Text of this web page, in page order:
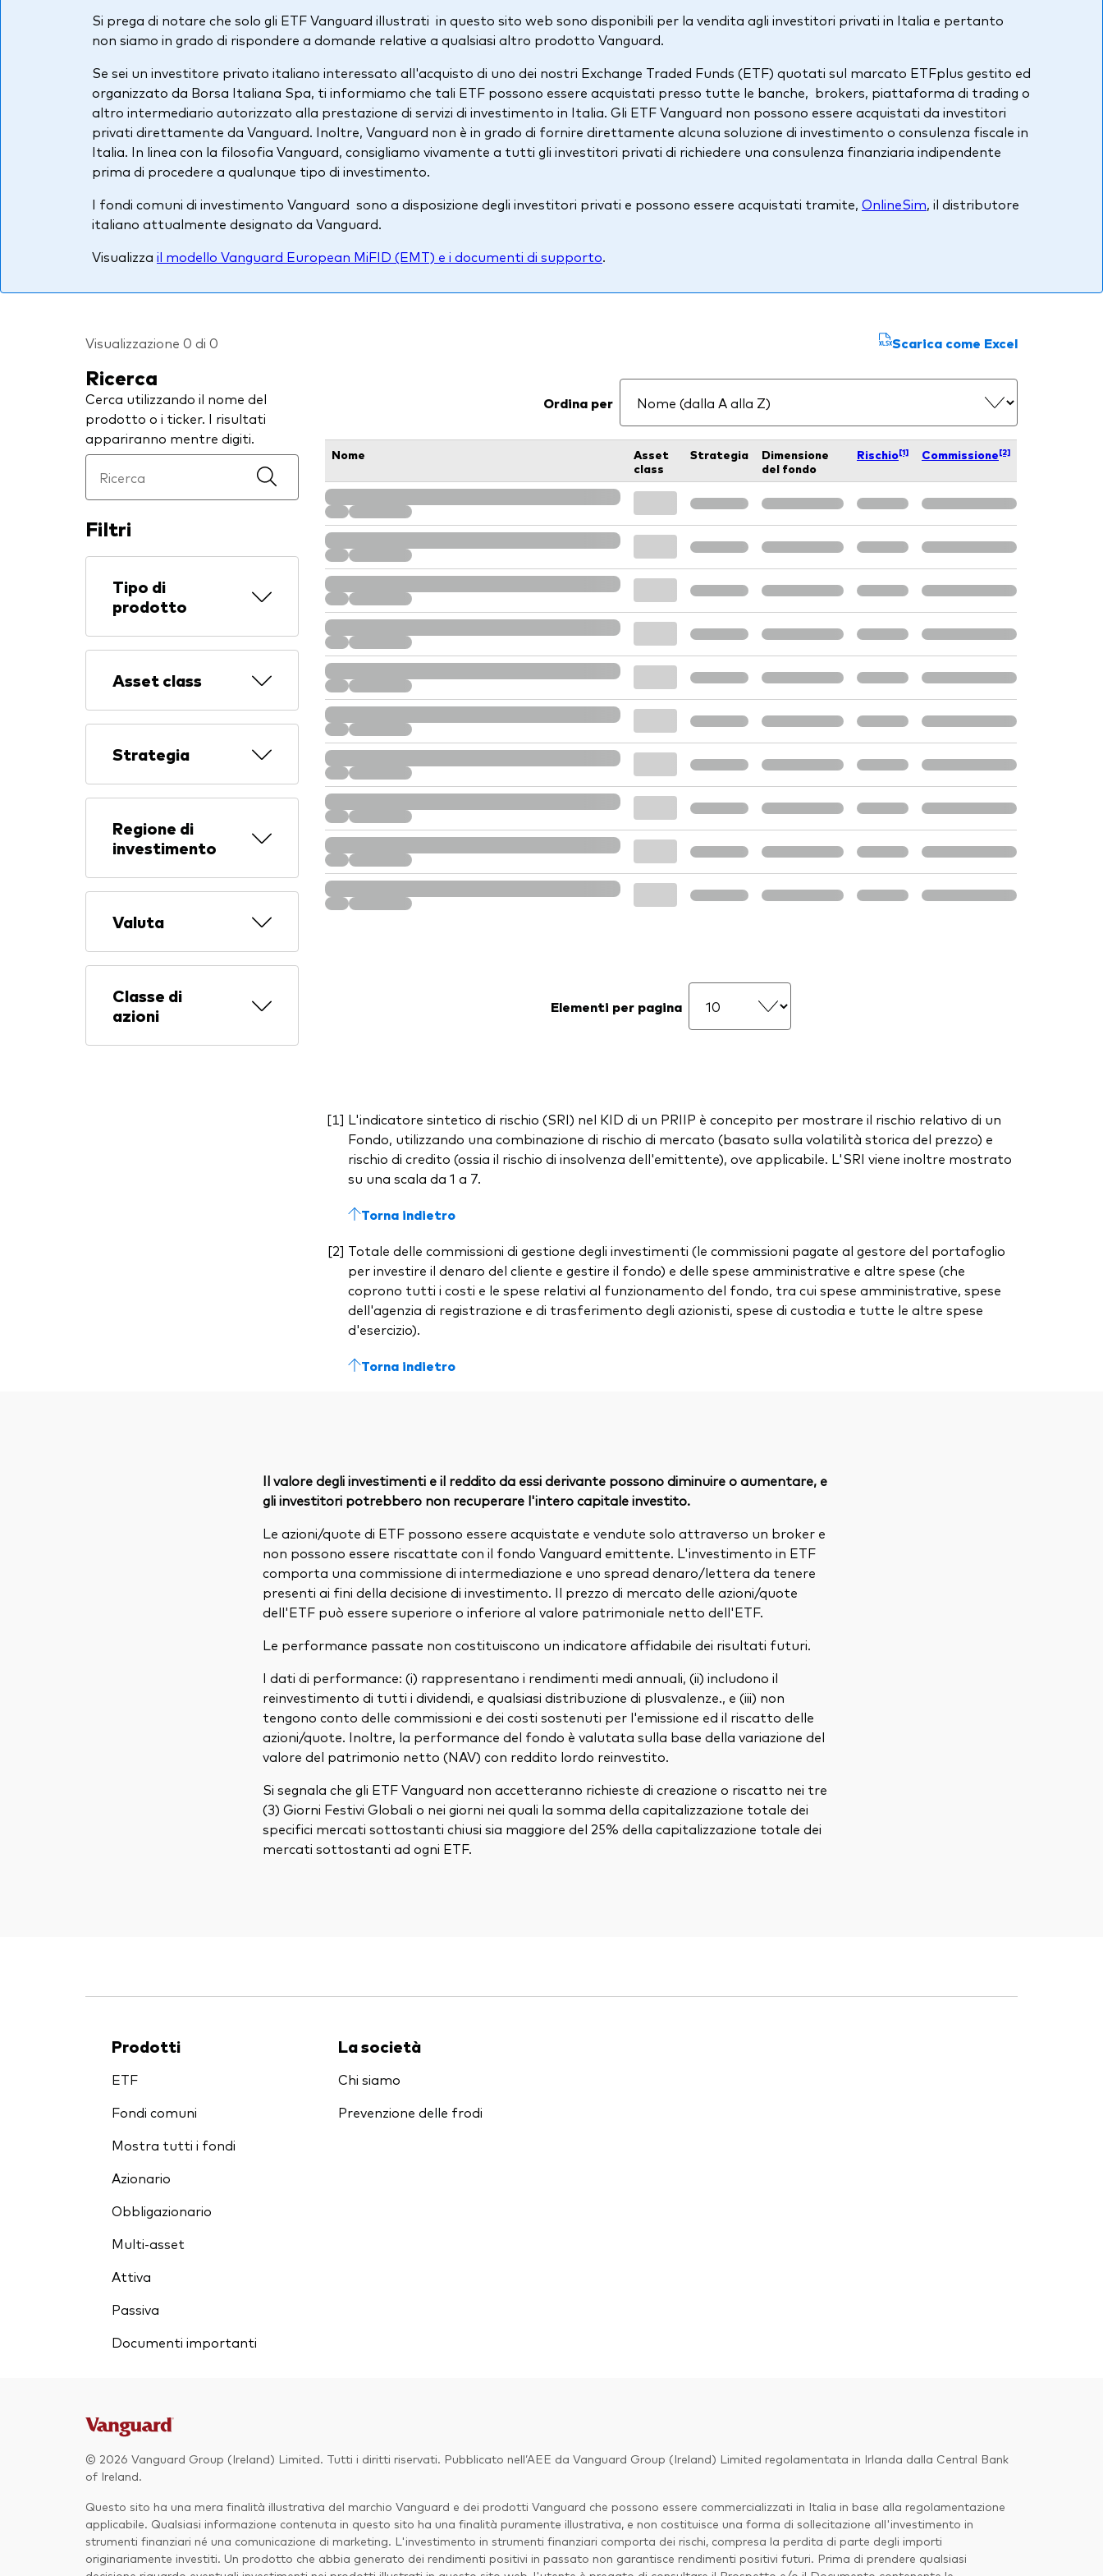
Si prega di notare che solo gli ETF Vanguard illustrati in questo sito web sono disponibili per la vendita agli investitori privati in Italia e pertanto
non siamo in grado di rispondere a domande relative a qualsiasi altro prodotto Vanguard.
Se sei un investitore privato italiano interessato all'acquisto di uno dei nostri Exchange Traded Funds (ETF) quotati sul marcato ETFplus gestito ed
organizzato da Borsa Italiana Spa, ti informiamo che tali ETF possono essere acquistati presso tutte le banche, brokers, piattaforma di trading o
altro intermediario autorizzato alla prestazione di servizi di investimento in Italia. Gli ETF Vanguard non possono essere acquistati da investitori
privati direttamente da Vanguard. Inoltre, Vanguard non è in grado di fornire direttamente alcuna soluzione di investimento o consulenza fiscale in
Italia. In linea con la filosofia Vanguard, consigliamo vivamente a tutti gli investitori privati di richiedere una consulenza finanziaria indipendente
prima di procedere a qualunque tipo di investimento.
I fondi comuni di investimento Vanguard sono a disposizione degli investitori privati e possono essere acquistati tramite, OnlineSim, il distributore
italiano attualmente designato da Vanguard.
Visualizza il modello Vanguard European MiFID (EMT) e i documenti di supporto.
Visualizzazione 0 di 0
Ricerca
Cerca utilizzando il nome del
prodotto o i ticker. I risultati
appariranno mentre digiti.
Filtri
Tipo di
prodotto
Asset class
Strategia
Regione di
investimento
Valuta
Classe di
azioni
Scarica come Excel
Ordina per
Nome
Asset
class
Strategia
Dimensione
del fondo
Rischio[1] Commissione[2]
Elementi per pagina
L'indicatore sintetico di rischio (SRI) nel KID di un PRIIP è concepito per mostrare il rischio relativo di un
Fondo, utilizzando una combinazione di rischio di mercato (basato sulla volatilità storica del prezzo) e
rischio di credito (ossia il rischio di insolvenza dell'emittente), ove applicabile. L'SRI viene inoltre mostrato
su una scala da 1 a 7.
Torna indietro
Totale delle commissioni di gestione degli investimenti (le commissioni pagate al gestore del portafoglio
per investire il denaro del cliente e gestire il fondo) e delle spese amministrative e altre spese (che
coprono tutti i costi e le spese relativi al funzionamento del fondo, tra cui spese amministrative, spese
dell'agenzia di registrazione e di trasferimento degli azionisti, spese di custodia e tutte le altre spese
d'esercizio).
Torna indietro
Il valore degli investimenti e il reddito da essi derivante possono diminuire o aumentare, e
gli investitori potrebbero non recuperare l'intero capitale investito.
Le azioni/quote di ETF possono essere acquistate e vendute solo attraverso un broker e
non possono essere riscattate con il fondo Vanguard emittente. L'investimento in ETF
comporta una commissione di intermediazione e uno spread denaro/lettera da tenere
presenti ai fini della decisione di investimento. Il prezzo di mercato delle azioni/quote
dell'ETF può essere superiore o inferiore al valore patrimoniale netto dell'ETF.
Le performance passate non costituiscono un indicatore affidabile dei risultati futuri.
I dati di performance: (i) rappresentano i rendimenti medi annuali, (ii) includono il
reinvestimento di tutti i dividendi, e qualsiasi distribuzione di plusvalenze., e (iii) non
tengono conto delle commissioni e dei costi sostenuti per l'emissione ed il riscatto delle
azioni/quote. Inoltre, la performance del fondo è valutata sulla base della variazione del
valore del patrimonio netto (NAV) con reddito lordo reinvestito.
Si segnala che gli ETF Vanguard non accetteranno richieste di creazione o riscatto nei tre
(3) Giorni Festivi Globali o nei giorni nei quali la somma della capitalizzazione totale dei
specifici mercati sottostanti chiusi sia maggiore del 25% della capitalizzazione totale dei
mercati sottostanti ad ogni ETF.
Prodotti
ETF
Fondi comuni
Mostra tutti i fondi
Azionario
Obbligazionario
Multi-asset
Attiva
Passiva
Documenti importanti
La società
Chi siamo
Prevenzione delle frodi
© 2026 Vanguard Group (Ireland) Limited. Tutti i diritti riservati. Pubblicato nell’AEE da Vanguard Group (Ireland) Limited regolamentata in Irlanda dalla Central Bank
of Ireland.
Questo sito ha una mera finalità illustrativa del marchio Vanguard e dei prodotti Vanguard che possono essere commercializzati in Italia in base alla regolamentazione
applicabile. Qualsiasi informazione contenuta in questo sito ha una finalità puramente illustrativa, e non costituisce una forma di sollecitazione all'investimento in
strumenti finanziari né una comunicazione di marketing. L'investimento in strumenti finanziari comporta dei rischi, compresa la perdita di parte degli importi
originariamente investiti. Un prodotto che abbia generato dei rendimenti positivi in passato non garantisce rendimenti positivi futuri. Prima di prendere qualsiasi